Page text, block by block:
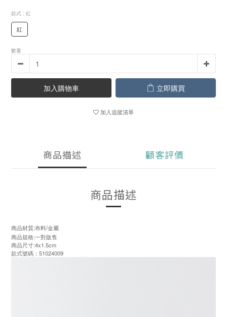
款式 : 紅
紅
數量
加入購物車 立即購買
加入追蹤清單
商品描述 顧客評價
商品描述
商品材質:布料/金屬
商品規格:一對販售
商品尺寸:4x1.5cm
款式號碼：51024009